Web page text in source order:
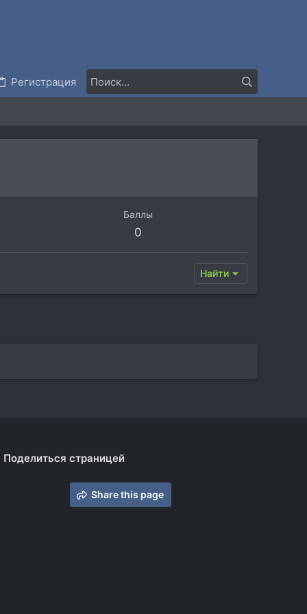
Регистрация
Баллы
0
Найти
Поделиться страницей
Share this page